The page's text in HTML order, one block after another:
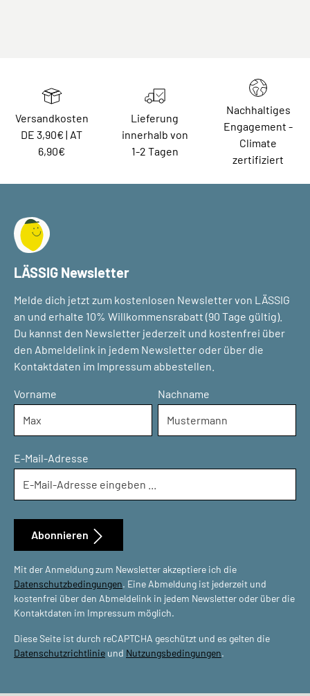
Versandkosten
DE 3,90€ | AT
6,90€
Lieferung
innerhalb von
1-2 Tagen
Nachhaltiges
Engagement -
Climate
zertifiziert
LÄSSIG Newsletter
Melde dich jetzt zum kostenlosen Newsletter von LÄSSIG
an und erhalte 10% Willkommensrabatt (90 Tage gültig).
Du kannst den Newsletter jederzeit und kostenfrei über
den Abmeldelink in jedem Newsletter oder über die
Kontaktdaten im Impressum abbestellen.
Vorname Nachname
E-Mail-Adresse
Mit der Anmeldung zum Newsletter akzeptiere ich die
Datenschutzbedingungen. Eine Abmeldung ist jederzeit und
kostenfrei über den Abmeldelink in jedem Newsletter oder über die
Kontaktdaten im Impressum möglich.
Diese Seite ist durch reCAPTCHA geschützt und es gelten die
Datenschutzrichtlinie und Nutzungsbedingungen.
Abonnieren